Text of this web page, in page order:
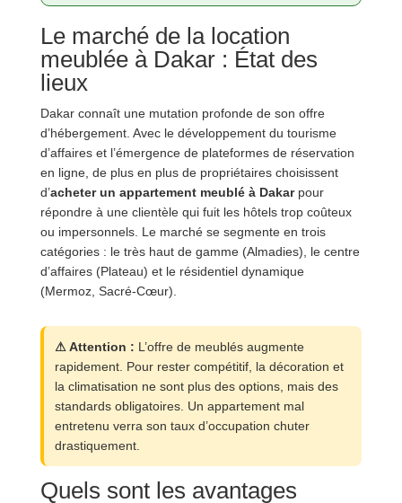
Le marché de la location
meublée à Dakar : État des
lieux
Dakar connaît une mutation profonde de son offre
d’hébergement. Avec le développement du tourisme
d’affaires et l’émergence de plateformes de réservation
en ligne, de plus en plus de propriétaires choisissent
d’acheter un appartement meublé à Dakarpour
répondre à une clientèle qui fuit les hôtels trop coûteux
ou impersonnels. Le marché se segmente en trois
catégories : le très haut de gamme (Almadies), le centre
d’affaires (Plateau) et le résidentiel dynamique
(Mermoz, Sacré-Cœur).
⚠ Attention : L’offre de meublés augmente
rapidement. Pour rester compétitif, la décoration et
la climatisation ne sont plus des options, mais des
standards obligatoires. Un appartement mal
entretenu verra son taux d’occupation chuter
drastiquement.
Quels sont les avantages